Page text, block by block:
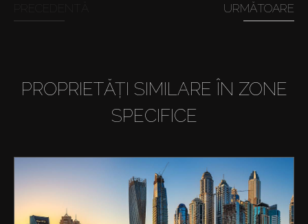
URMĂTOARE
PROPRIETĂȚI SIMILARE ÎN ZONE
SPECIFICE